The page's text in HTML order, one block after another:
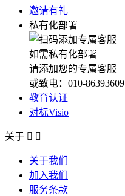
邀请有礼
私有化部署
如需私有化部署
请添加您的专属客服
或致电：010-86393609
教育认证
对标Visio
关于  
关于我们
加入我们
服务条款